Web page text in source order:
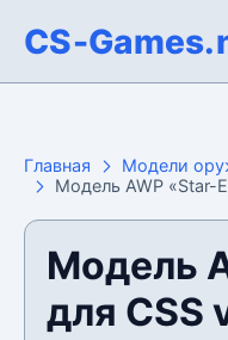
CS-
Главная
Модели
Модель AWP «Star-
Модель
для CSS